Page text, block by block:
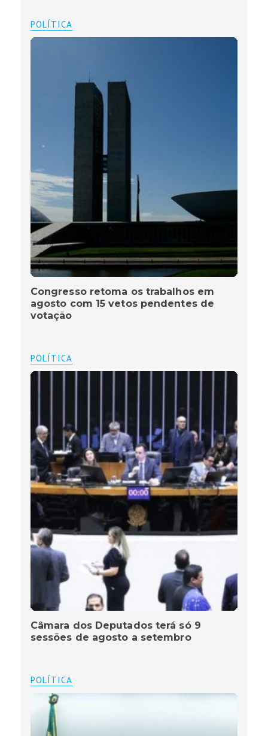
POLÍTICA
Congresso retoma os trabalhos em
agosto com 15 vetos pendentes de
votação
POLÍTICA
Câmara dos Deputados terá só 9
sessões de agosto a setembro
POLÍTICA